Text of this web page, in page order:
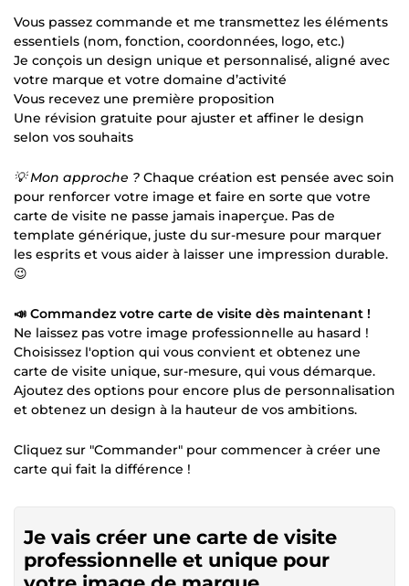
Vous passez commande et me transmettez les éléments
essentiels (nom, fonction, coordonnées, logo, etc.)
Je conçois un design unique et personnalisé, aligné avec
votre marque et votre domaine d’activité
Vous recevez une première proposition
Une révision gratuite pour ajuster et affiner le design
selon vos souhaits
💡 Mon approche ? Chaque création est pensée avec soin
pour renforcer votre image et faire en sorte que votre
carte de visite ne passe jamais inaperçue. Pas de
template générique, juste du sur-mesure pour marquer
les esprits et vous aider à laisser une impression durable.
😉
📣 Commandez votre carte de visite dès maintenant !
Ne laissez pas votre image professionnelle au hasard !
Choisissez l'option qui vous convient et obtenez une
carte de visite unique, sur-mesure, qui vous démarque.
Ajoutez des options pour encore plus de personnalisation
et obtenez un design à la hauteur de vos ambitions.
Cliquez sur "Commander" pour commencer à créer une
carte qui fait la différence !
Je vais créer une carte de visite
professionnelle et unique pour